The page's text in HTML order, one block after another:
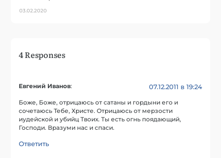
03.02.2020
4 Responses
Евгений Иванов: 07.12.2011 в 19:24
Боже, Боже, отрицаюсь от сатаны и гордыни его и
сочетаюсь Тебе, Христе. Отрицаюсь от мерзости
иудейской и убийц Твоих. Ты есть огнь поядающий,
Господи. Вразуми нас и спаси.
Ответить